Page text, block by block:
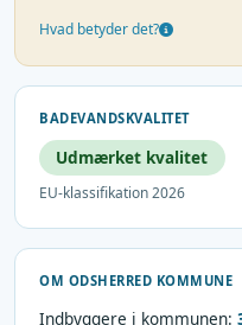
Hvad betyder det?
BADEVANDSKVALITET
Udmærket kvalitet
EU-klassifikation 2026
OM ODSHERRED KOMMUNE
Indbyggere i kommunen: